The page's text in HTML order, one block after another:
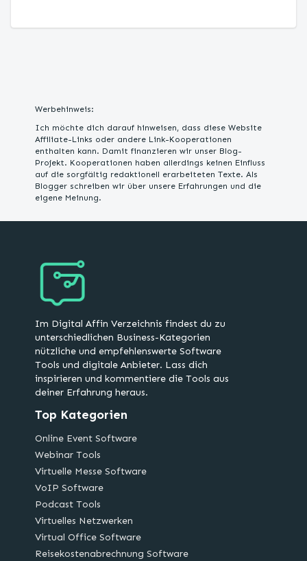
Werbehinweis:
Ich möchte dich darauf hinweisen, dass diese Website
Affiliate-Links oder andere Link-Kooperationen
enthalten kann. Damit finanzieren wir unser Blog-
Projekt. Kooperationen haben allerdings keinen Einfluss
auf die sorgfältig redaktionell erarbeiteten Texte. Als
Blogger schreiben wir über unsere Erfahrungen und die
eigene Meinung.
Im Digital Affin Verzeichnis findest du zu
unterschiedlichen Business-Kategorien
nützliche und empfehlenswerte Software
Tools und digitale Anbieter. Lass dich
inspirieren und kommentiere die Tools aus
deiner Erfahrung heraus.
Top Kategorien
Online Event Software
Webinar Tools
Virtuelle Messe Software
VoIP Software
Podcast Tools
Virtuelles Netzwerken
Virtual Office Software
Reisekostenabrechnung Software